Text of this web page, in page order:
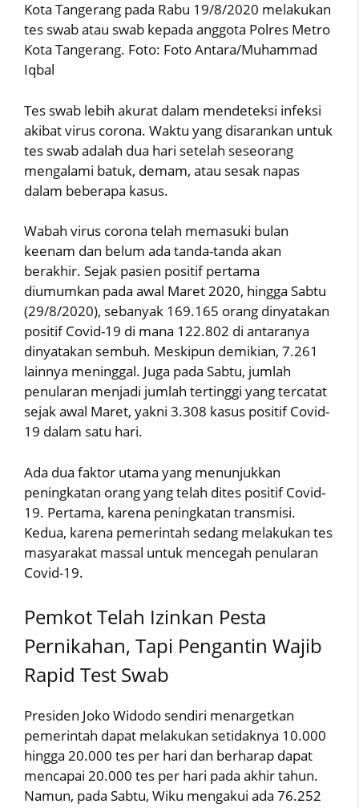
Kota Tangerang pada Rabu 19/8/2020 melakukan
tes swab atau swab kepada anggota Polres Metro
Kota Tangerang. Foto: Foto Antara/Muhammad
Iqbal
Tes swab lebih akurat dalam mendeteksi infeksi
akibat virus corona. Waktu yang disarankan untuk
tes swab adalah dua hari setelah seseorang
mengalami batuk, demam, atau sesak napas
dalam beberapa kasus.
Wabah virus corona telah memasuki bulan
keenam dan belum ada tanda-tanda akan
berakhir. Sejak pasien positif pertama
diumumkan pada awal Maret 2020, hingga Sabtu
(29/8/2020), sebanyak 169.165 orang dinyatakan
positif Covid-19 di mana 122.802 di antaranya
dinyatakan sembuh. Meskipun demikian, 7.261
lainnya meninggal. Juga pada Sabtu, jumlah
penularan menjadi jumlah tertinggi yang tercatat
sejak awal Maret, yakni 3.308 kasus positif Covid-
19 dalam satu hari.
Ada dua faktor utama yang menunjukkan
peningkatan orang yang telah dites positif Covid-
19. Pertama, karena peningkatan transmisi.
Kedua, karena pemerintah sedang melakukan tes
masyarakat massal untuk mencegah penularan
Covid-19.
Pemkot Telah Izinkan Pesta
Pernikahan, Tapi Pengantin Wajib
Rapid Test Swab
Presiden Joko Widodo sendiri menargetkan
pemerintah dapat melakukan setidaknya 10.000
hingga 20.000 tes per hari dan berharap dapat
mencapai 20.000 tes per hari pada akhir tahun.
Namun, pada Sabtu, Wiku mengakui ada 76.252